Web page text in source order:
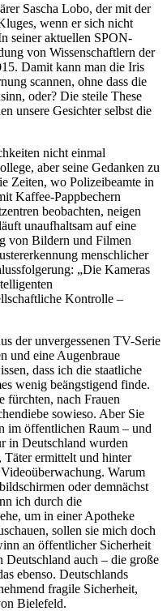
Sascha Lobo, der mit der
wenn er sich nicht
seiner aktuellen SPON-
von Wissenschaftlern der
Damit kann man die Iris
scannen, ohne dass die
oder? Die steile These
unsere Gesichter selbst die
nicht einmal
aber seine Gedanken zu
Zeiten, wo Polizeibeamte in
Kaffee-Pappbechern
beobachten, neigen
unaufhaltsam auf eine
von Bildern und Filmen
menschlicher
„Die Kameras
Kontrolle –
der unvergessenen TV-Serie
und eine Augenbraue
dass ich die staatliche
wenig beängstigend finde.
fürchten, nach Frauen
sowieso. Aber Sie
im öffentlichen Raum – und
in Deutschland wurden
Täter ermittelt und hinter
Warum
oder demnächst
ich durch die
um in einer Apotheke
sollen sie mich doch
an öffentlicher Sicherheit
auch – die große
ebenso. Deutschlands
fragile Sicherheit,
Bielefeld.